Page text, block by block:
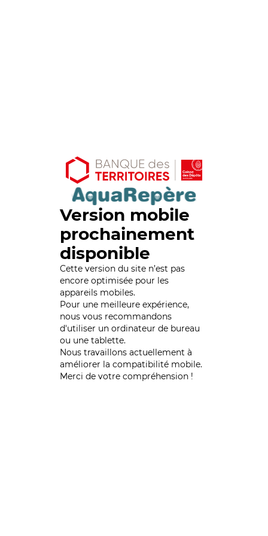
Version mobile
prochainement
disponible
Cette version du site n’est pas
encore optimisée pour les
appareils mobiles.
Pour une meilleure expérience,
nous vous recommandons
d'utiliser un ordinateur de bureau
ou une tablette.
Nous travaillons actuellement à
améliorer la compatibilité mobile.
Merci de votre compréhension !